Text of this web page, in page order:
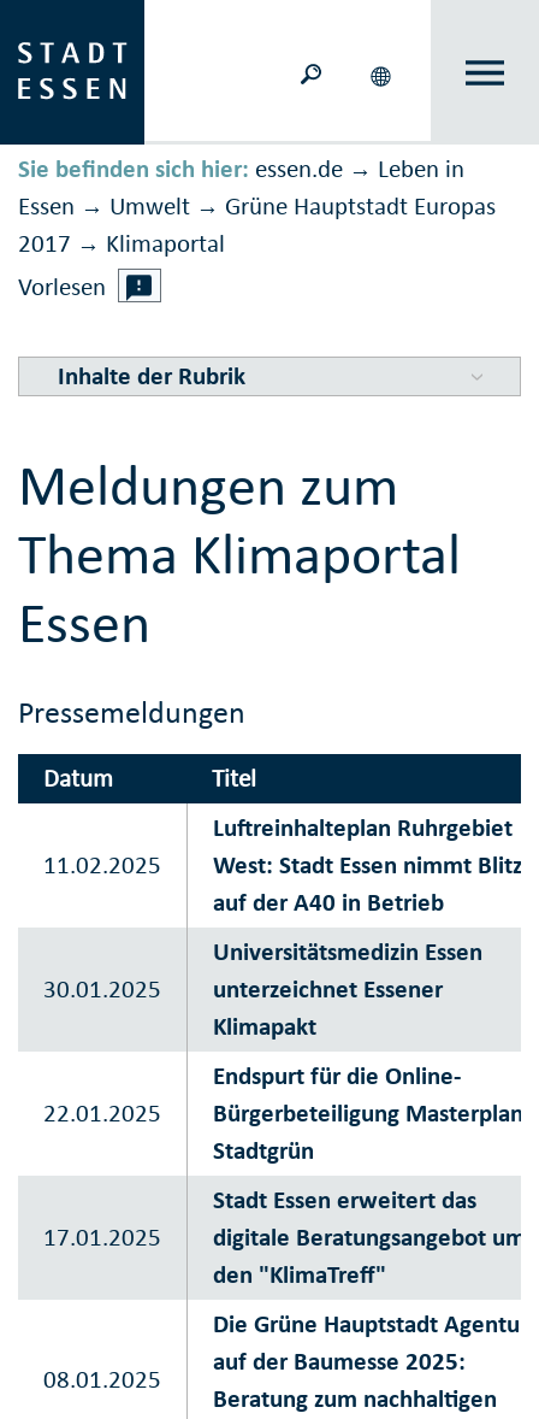
Sie befinden sich hier: essen.de → Leben in
Essen → Umwelt → Grüne Hauptstadt Europas
2017 → Klimaportal
Vorlesen
Inhalte der Rubrik
Meldungen zum
Thema Klimaportal
Essen
Pressemeldungen
Datum Titel
11.02.2025
Luftreinhalteplan Ruhrgebiet
West: Stadt Essen nimmt
auf der A40 in Betrieb
30.01.2025
Universitätsmedizin Essen
unterzeichnet Essener
Klimapakt
22.01.2025
Endspurt für die Online-
Bürgerbeteiligung Masterplan
Stadtgrün
17.01.2025
Stadt Essen erweitert das
digitale Beratungsangebot um
den "KlimaTreff"
08.01.2025
Die Grüne Hauptstadt Agentur
auf der Baumesse 2025:
Beratung zum nachhaltigen